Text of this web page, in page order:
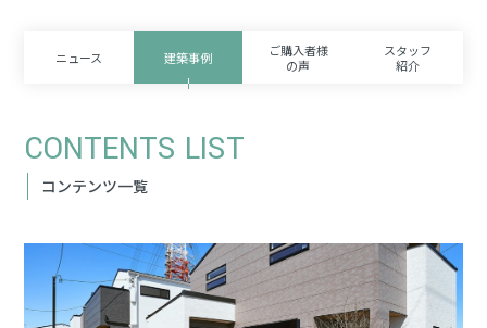
ニュース 建築事例
ご購入者様
の声
スタッフ
紹介
CONTENTS LIST
コンテンツ一覧